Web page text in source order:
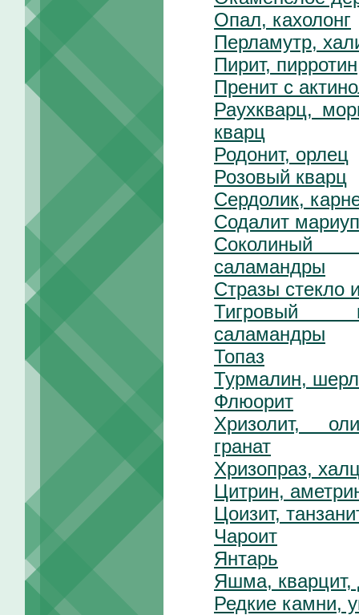
Опал, кахолонг
Перламутр,
Пирит,
Пренит с
Раухкварц,
кварц
Родонит, орлец
Розовый кварц
Сердолик,
Содалит
Соколиный
саламандры
Стразы стекло
Тигровый
саламандры
Топаз
Турмалин, шерл
Флюорит
Хризолит,
гранат
Хризопраз,
Цитрин,
Цоизит,
Чароит
Янтарь
Яшма, кварцит,
Редкие камни,